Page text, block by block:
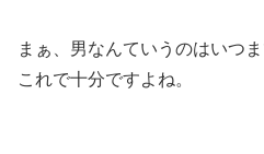
まぁ、男なんていうのはいつ
これで十分ですよね。